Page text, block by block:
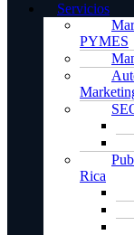
Servicios
PYMES
Rica